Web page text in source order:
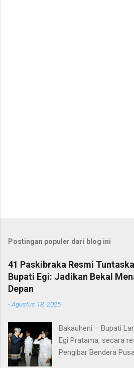
Postingan populer dari blog ini
41 Paskibraka Resmi
Bupati Egi: Jadikan Bekal
Depan
-Agustus 18, 2025
Bakauheni – Bupati
Egi Pratama, secara
Pengibar Bendera